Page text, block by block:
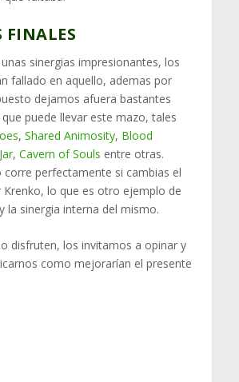
FINALES
sinergias impresionantes, los
fallado en aquello, ademas por
dejamos afuera bastantes
puede llevar este mazo, tales
,Shared Animosity, Blood
,Cavern of Souls entre otras.
corre perfectamente si cambias el
lo que es otro ejemplo de
la sinergia interna del mismo.
disfruten, los invitamos a opinar y
como mejorarían el presente